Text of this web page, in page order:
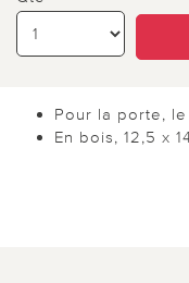
Pour la porte,
En bois, 12,5 x